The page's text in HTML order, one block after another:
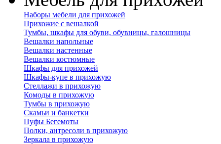
Наборы мебели для прихожей
Прихожие с вешалкой
Тумбы, шкафы для обуви, обувницы, галошницы
Вешалки напольные
Вешалки настенные
Вешалки костюмные
Шкафы для прихожей
Шкафы-купе в прихожую
Стеллажи в прихожую
Комоды в прихожую
Тумбы в прихожую
Скамьи и банкетки
Пуфы Бегемоты
Полки, антресоли в прихожую
Зеркала в прихожую